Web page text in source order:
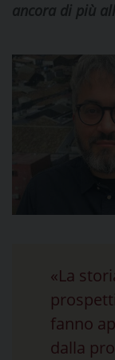
ancora di più
«La
fanno
dalla